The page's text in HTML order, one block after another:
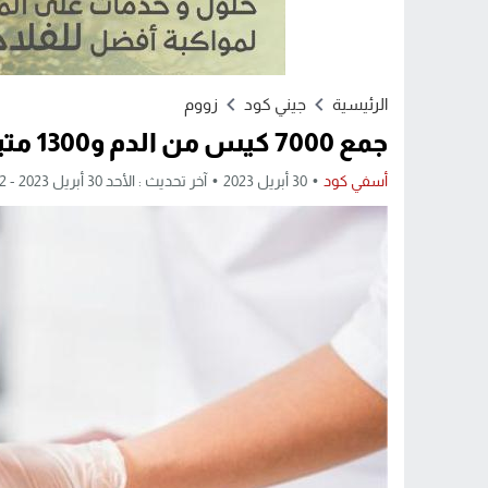
الرئيسية جيني كود زووم
جمع 7000 كيس من الدم و1300 متبرع على مستوى المساجد خلال رمضان
أسفي كود 30 أبريل 2023 آخر تحديث : الأحد 30 أبريل 2023 - 6:12 مساءً